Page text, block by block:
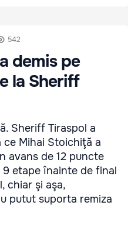
542
demis pe
la Sheriff
Sheriff Tiraspol a
Mihai Stoichiţă a
avans de 12 puncte
etape înainte de final
chiar şi aşa,
putut suporta remiza